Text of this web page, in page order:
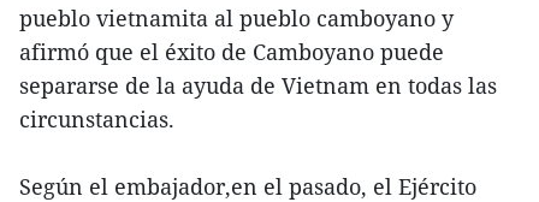
pueblo vietnamita al pueblo camboyano y
afirmó que el éxito de Camboyano puede
separarse de la ayuda de Vietnam en todas las
circunstancias.
Según el embajador,en el pasado, el Ejército